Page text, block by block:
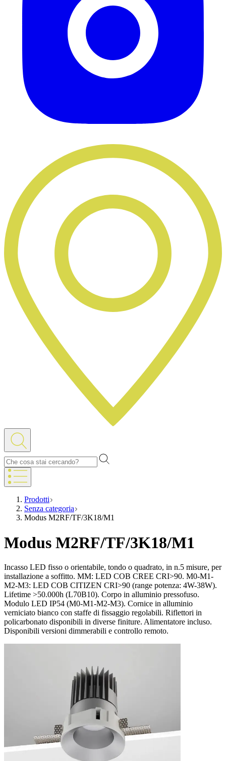
Prodotti
Senza categoria
Modus M2RF/TF/3K18/M1
Modus M2RF/TF/3K18/M1
Incasso LED fisso o orientabile, tondo o quadrato, in n.5 misure, per
installazione a soffitto. MM: LED COB CREE CRI>90. M0-M1-
M2-M3: LED COB CITIZEN CRI>90 (range potenza: 4W-38W).
Lifetime >50.000h (L70B10). Corpo in alluminio pressofuso.
Modulo LED IP54 (M0-M1-M2-M3). Cornice in alluminio
verniciato bianco con staffe di fissaggio regolabili. Riflettori in
policarbonato disponibili in diverse finiture. Alimentatore incluso.
Disponibili versioni dimmerabili e controllo remoto.